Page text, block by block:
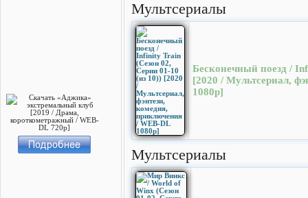
Мультсериалы
Бесконечный поезд /
[2020 / Мультсериал,
1080p]
Мультсериалы